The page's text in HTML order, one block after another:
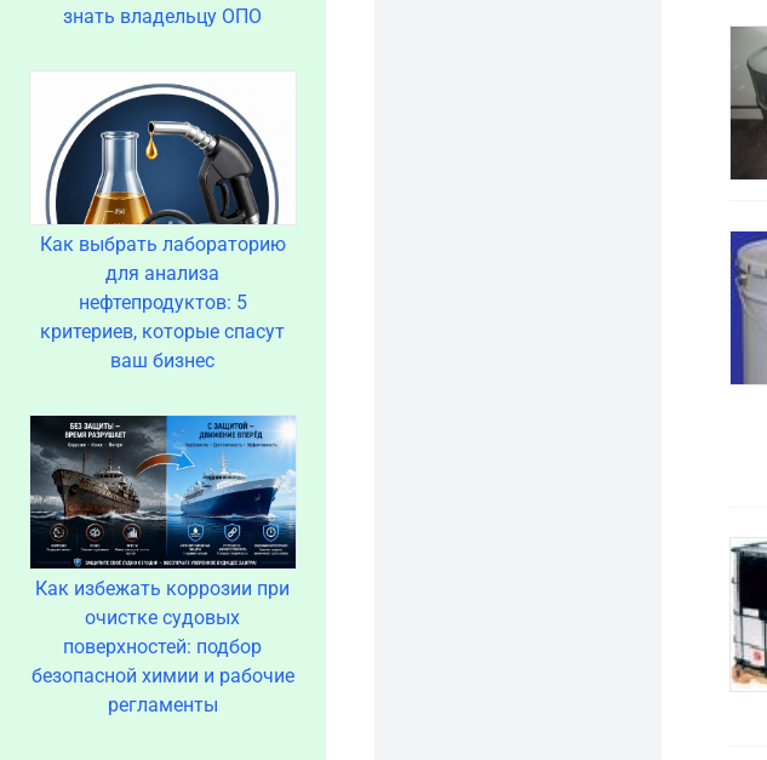
знать владельцу ОПО
Как выбрать лабораторию
для анализа
нефтепродуктов: 5
критериев, которые спасут
ваш бизнес
Как избежать коррозии при
очистке судовых
поверхностей: подбор
безопасной химии и рабочие
регламенты